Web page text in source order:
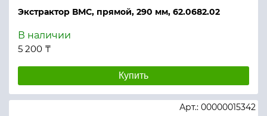
Экстрактор ВМС, прямой, 290 мм, 62.0682.02
В наличии
5 200 ₸
Купить
Арт.: 00000015342